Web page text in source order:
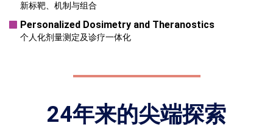
新标靶、机制与组合
Personalized Dosimetry and Theranostics
个人化剂量测定及诊疗一体化
24年来的尖端探索